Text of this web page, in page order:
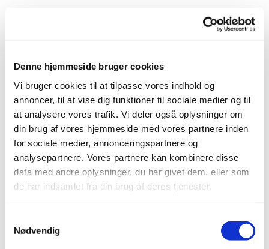
Denne hjemmeside bruger cookies
Vi bruger cookies til at tilpasse vores indhold og
annoncer, til at vise dig funktioner til sociale medier og til
at analysere vores trafik. Vi deler også oplysninger om
din brug af vores hjemmeside med vores partnere inden
for sociale medier, annonceringspartnere og
analysepartnere. Vores partnere kan kombinere disse
data med andre oplysninger, du har givet dem, eller som
de har indsamlet fra din brug af deres tjenester.
Nødvendig
Du vil måske også kunne
lide...